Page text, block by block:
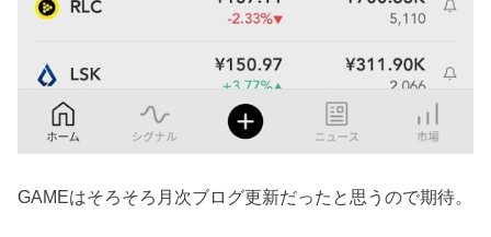
GAMEはそろそろ月次ブログ更新だったと思うので期待。